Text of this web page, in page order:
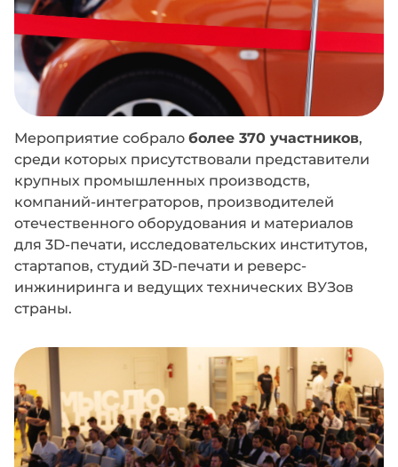
Мероприятие собралоболее 370 участников,
среди которых присутствовали представители
крупных промышленных производств,
компаний-интеграторов, производителей
отечественного оборудования и материалов
для 3D-печати, исследовательских институтов,
стартапов, студий 3D-печати и реверс-
инжиниринга и ведущих технических ВУЗов
страны.